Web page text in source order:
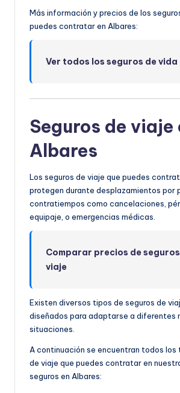
Más información y precios de los
puedes contratar en Albares:
Ver todos los seguros de vida
Seguros de viaje
Albares
Los seguros de viaje que puedes
protegen durante desplazamientos por
contratiempos como cancelaciones,
equipaje, o emergencias médicas.
Comparar precios de
viaje
Existen diversos tipos de seguros de
diseñados para adaptarse a diferentes
situaciones.
A continuación se encuentran todos los
de viaje que puedes contratar en
seguros en Albares: